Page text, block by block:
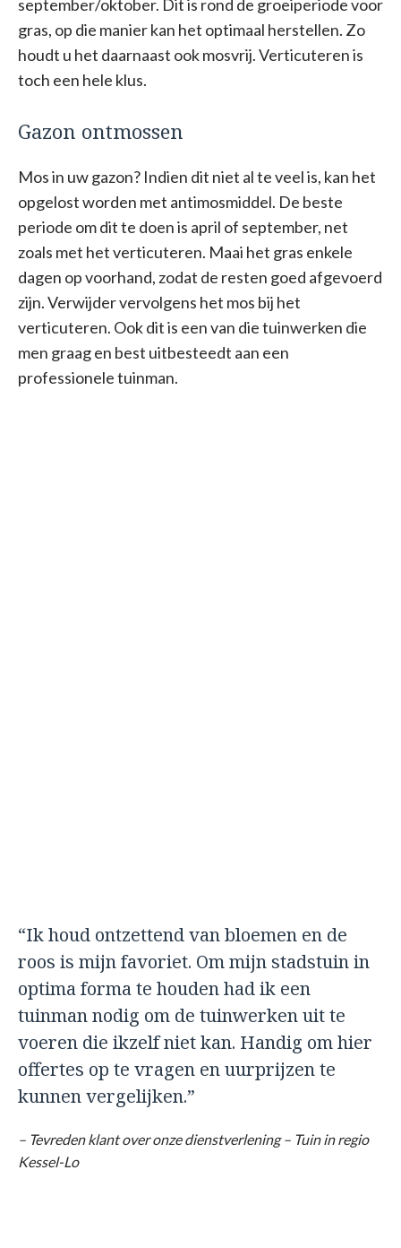
september/oktober. Dit is rond de groeiperiode voor
gras, op die manier kan het optimaal herstellen. Zo
houdt u het daarnaast ook mosvrij. Verticuteren is
toch een hele klus.
Gazon ontmossen
Mos in uw gazon? Indien dit niet al te veel is, kan het
opgelost worden met antimosmiddel. De beste
periode om dit te doen is april of september, net
zoals met het verticuteren. Maai het gras enkele
dagen op voorhand, zodat de resten goed afgevoerd
zijn. Verwijder vervolgens het mos bij het
verticuteren. Ook dit is een van die tuinwerken die
men graag en best uitbesteedt aan een
professionele tuinman.
“Ik houd ontzettend van bloemen en de
roos is mijn favoriet. Om mijn stadstuin in
optima forma te houden had ik een
tuinman nodig om de tuinwerken uit te
voeren die ikzelf niet kan. Handig om hier
offertes op te vragen en uurprijzen te
kunnen vergelijken.”
– Tevreden klant over onze dienstverlening – Tuin in regio
Kessel-Lo